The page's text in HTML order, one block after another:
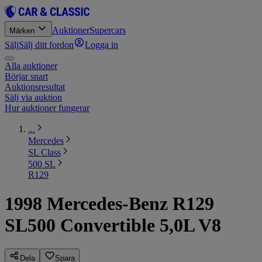
Märken AuktionerSupercars
SäljSälj ditt fordon Logga in
Alla auktioner
Börjar snart
Auktionsresultat
Sälj via auktion
Hur auktioner fungerar
...
Mercedes
SL Class
500 SL
R129
1998 Mercedes-Benz R129
SL500 Convertible 5,0L V8
Dela Spara